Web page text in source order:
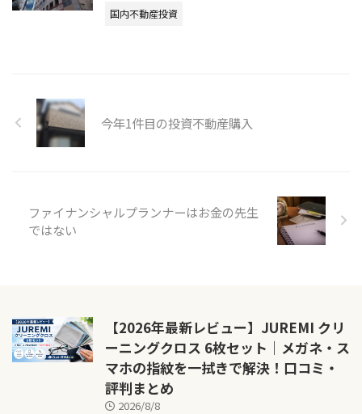
国内不動産投資
今年1件目の投資不動産購入
ファイナンシャルプランナーはお金の先生
ではない
【2026年最新レビュー】JUREMI クリ
ーニングクロス 6枚セット｜メガネ・ス
マホの指紋を一拭きで解決！口コミ・
評判まとめ
2026/8/8